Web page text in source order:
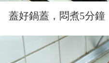
蓋好鍋蓋，悶煮5分鐘